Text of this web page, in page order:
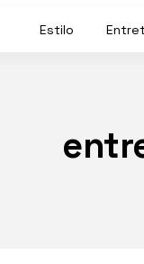
Estilo